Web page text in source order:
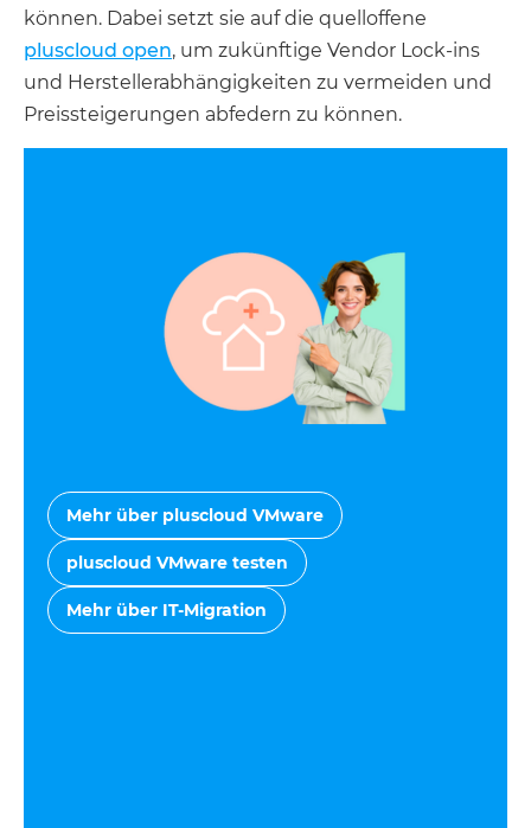
können. Dabei setzt sie auf die quelloffene
pluscloud open, um zukünftige Vendor Lock-ins
und Herstellerabhängigkeiten zu vermeiden und
Preissteigerungen abfedern zu können.
Mehr über pluscloud VMware
pluscloud VMware testen
Mehr über IT-Migration